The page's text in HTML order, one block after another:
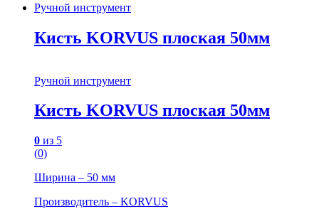
Ручной инструмент
Кисть KORVUS плоская 50мм
Ручной инструмент
Кисть KORVUS плоская 50мм
0 из 5
(0)
Ширина – 50 мм
Производитель – KORVUS